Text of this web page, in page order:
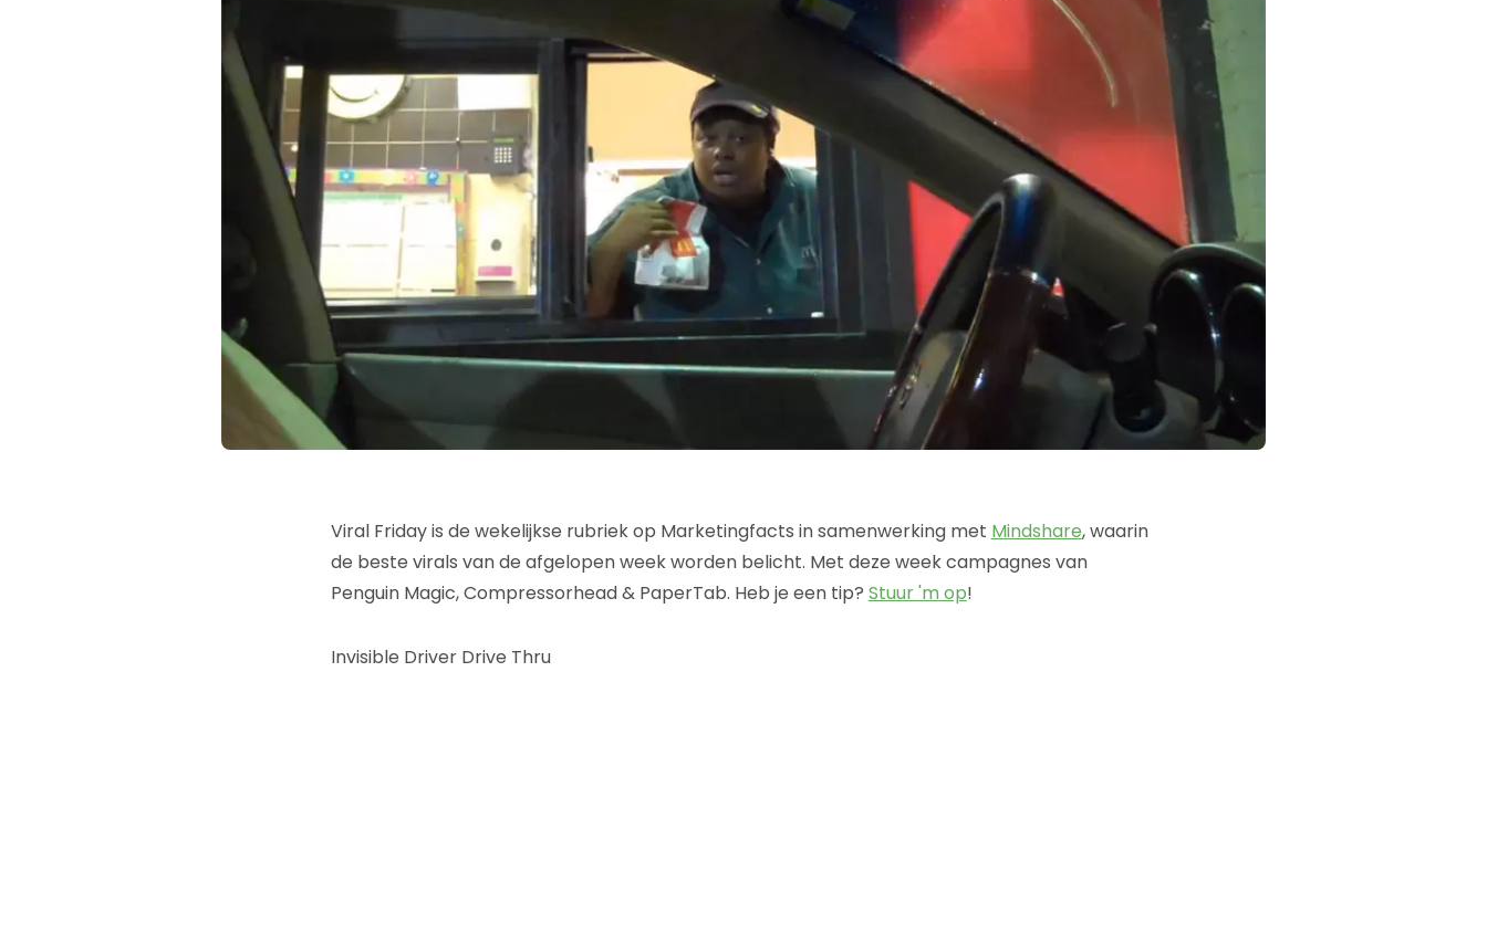
Viral Friday is de wekelijkse rubriek op Marketingfacts in samenwerking met Mindshare, waarin
de beste virals van de afgelopen week worden belicht. Met deze week campagnes van
Penguin Magic, Compressorhead & PaperTab. Heb je een tip? Stuur 'm op!
Invisible Driver Drive Thru